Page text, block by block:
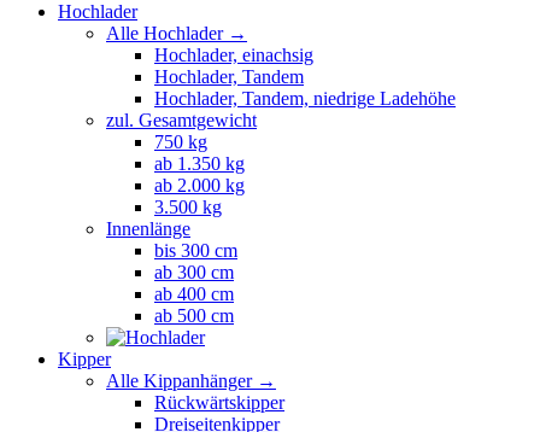
Hochlader
Alle Hochlader →
Hochlader, einachsig
Hochlader, Tandem
Hochlader, Tandem, niedrige Ladehöhe
zul. Gesamtgewicht
750 kg
ab 1.350 kg
ab 2.000 kg
3.500 kg
Innenlänge
bis 300 cm
ab 300 cm
ab 400 cm
ab 500 cm
Kipper
Alle Kippanhänger →
Rückwärtskipper
Dreiseitenkipper